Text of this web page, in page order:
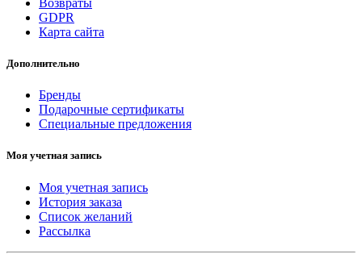
Возвраты
GDPR
Карта сайта
Дополнительно
Бренды
Подарочные сертификаты
Специальные предложения
Моя учетная запись
Моя учетная запись
История заказа
Список желаний
Рассылка